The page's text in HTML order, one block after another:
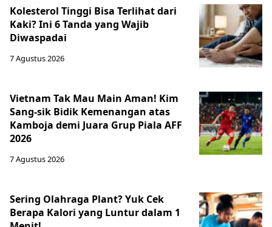
Kolesterol Tinggi Bisa Terlihat dari
Kaki? Ini 6 Tanda yang Wajib
Diwaspadai
7 Agustus 2026
Vietnam Tak Mau Main Aman! Kim
Sang-sik Bidik Kemenangan atas
Kamboja demi Juara Grup Piala AFF
2026
7 Agustus 2026
Sering Olahraga Plant? Yuk Cek
Berapa Kalori yang Luntur dalam 1